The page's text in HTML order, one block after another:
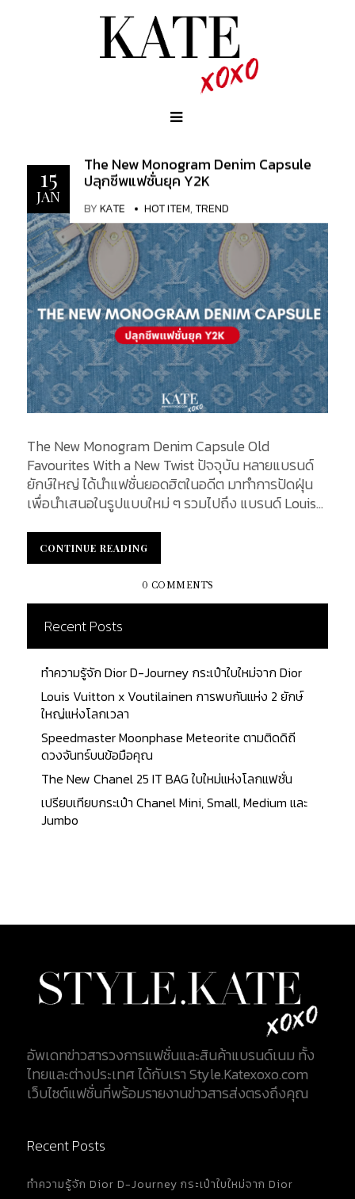
15
JAN
The New Monogram Denim Capsule
ปลุกชีพแฟชั่นยุค Y2K
BYKATE HOT ITEM, TREND
The New Monogram Denim Capsule Old
Favourites With a New Twist ปัจจุบัน หลายแบรนด์
ยักษ์ใหญ่ ได้นำแฟชั่นยอดฮิตในอดีต มาทำการปัดฝุ่น
เพื่อนำเสนอในรูปแบบใหม่ ๆ รวมไปถึง แบรนด์ Louis
ชั่น Monogram Vernis และ Monogram Denim ซึ่ง
เคยได้รับความนิยมอย่างมากกลับมาตีความใหม่อีกครั้ง
KATEXOXO จะพาคุณย้อนกลับไปพบกับแฟชั่นยุค Y2K
อีกครั้ง กับกระเป๋า 5 รุ่นจากคอลเล็กชั่นนี้ OnTheGo
MM กระเป๋า Tote รุ่น OnTheGo MM นำเสนอ
Monogram เดนิมแคนวาสแบบใหม่มา พร้อมกับหูจับ
ด้านบนและตัวยึดหนังคาวไฮด์ธรรมชาติ กระเป๋ารุ่น
OnTheGo ทรงสี่เหลี่ยมใบใหญ่สามารถพกพาแล็ปท็อป
ได้สะดวก หูจับคู่แบบกลมด้านบนและสายสะพายไหล่
เส้นยาว 2 เส้น เพิ่มทางเลือกในการใช้งานที่หลากหลาย
ยิ่งขึ้น ขนาดของกระเป๋าอยู่ที่ 35 x 27 x 14 เซนติเมตร
ตัดเย็บด้วยผ้า เดนิมแคนวาสมาตรฐาน GOTS (Global
Organic Textile Standard มาตรฐานการแปรรูปสิ่งทอ
ชั้นนำของโลกสำหรับเส้นใยอินทรีย์โดยครอบคลุมข้อ
กำหนดทางสังคม, เคมีและสิ่งแวดล้อมในทุกขั้นตอน
ของการผลิต) กับลวดลาย Monogram แต่งขอบด้วย
CONTINUE READING
CONTINUE READING
0 COMMENTS
Recent Posts
ทำความรู้จัก Dior D-Journey กระเป๋าใบใหม่จาก Dior
Louis Vuitton x Voutilainen การพบกันแห่ง 2 ยักษ์
ใหญ่แห่งโลกเวลา
Speedmaster Moonphase Meteorite ตามติดดิถี
ดวงจันทร์บนข้อมือคุณ
The New Chanel 25 IT BAG ใบใหม่แห่งโลกแฟชั่น
เปรียบเทียบกระเป๋า Chanel Mini, Small, Medium และ
Jumbo
อัพเดทข่าวสารวงการแฟชั่นและสินค้าแบรนด์เนม ทั้ง
ไทยและต่างประเทศ ได้กับเรา Style.Katexoxo.com
เว็บไซต์แฟชั่นที่พร้อมรายงานข่าวสารส่งตรงถึงคุณ
Recent Posts
ทำความรู้จัก Dior D-Journey กระเป๋าใบใหม่จาก Dior